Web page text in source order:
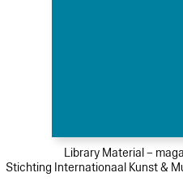
Library Material –
Stichting Internationaal Kunst &